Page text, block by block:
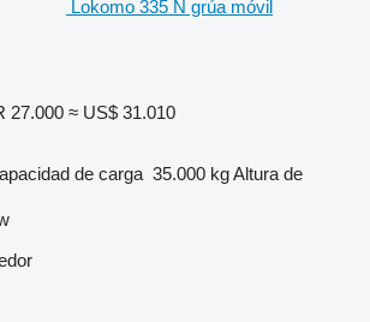
Lokomo 335 N grúa móvil
27.000 ≈ US$ 31.010
de carga 35.000 kgAltura de